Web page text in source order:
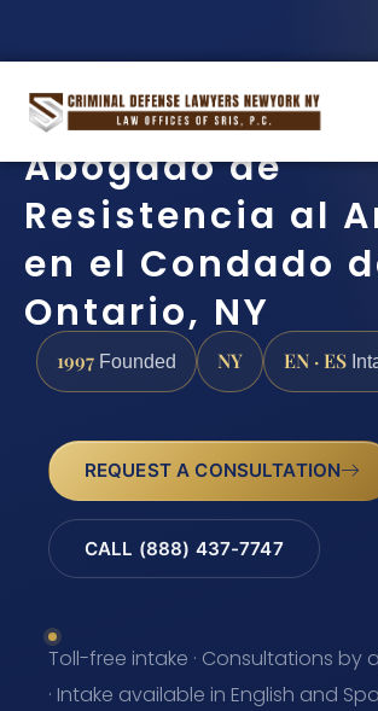
Abogado de
Resistencia al
en el Condado
Ontario, NY
1997 Founded NY EN · ES
REQUEST A CONSULTATION
CALL (888) 437-7747
Toll-free intake · Consultations by
· Intake available in English and